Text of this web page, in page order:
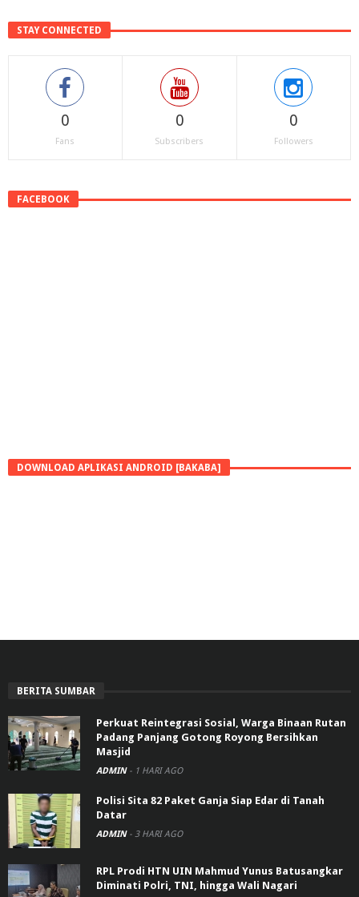
STAY CONNECTED
0
Fans
0
Subscribers
0
Followers
FACEBOOK
DOWNLOAD APLIKASI ANDROID [BAKABA]
BERITA SUMBAR
Perkuat Reintegrasi Sosial, Warga Binaan Rutan
Padang Panjang Gotong Royong Bersihkan
Masjid
ADMIN - 1 HARI AGO
Polisi Sita 82 Paket Ganja Siap Edar di Tanah
Datar
ADMIN - 3 HARI AGO
RPL Prodi HTN UIN Mahmud Yunus Batusangkar
Diminati Polri, TNI, hingga Wali Nagari